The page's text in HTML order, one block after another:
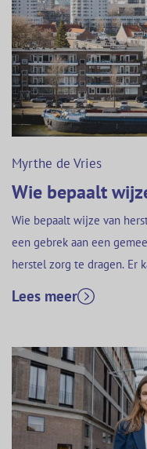
Myrthe de Vries
Wie bepaalt
Wie bepaalt wijze van
een gebrek aan een
herstel zorg te dragen. Er
de wijze waarop dit
het Gerechtshof ’s-
Lees meer